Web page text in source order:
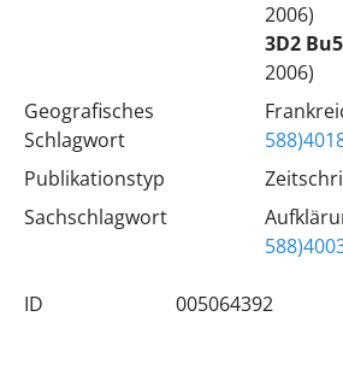
2006)
3D2
2006)
Geografisches
Schlagwort
Publikationstyp
Sachschlagwort
ID 005064392